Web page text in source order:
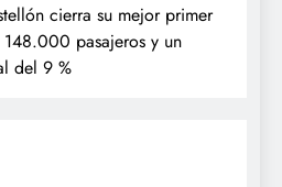
cierra su mejor primer
pasajeros y un
del 9 %